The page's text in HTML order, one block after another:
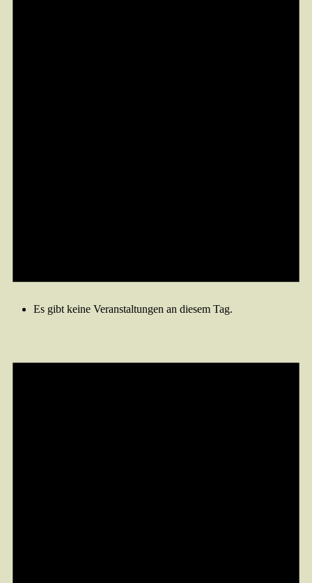
Es gibt keine Veranstaltungen an diesem Tag.